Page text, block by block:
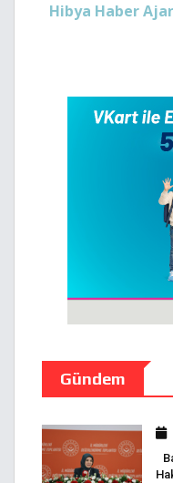
Hibya Haber
Gündem